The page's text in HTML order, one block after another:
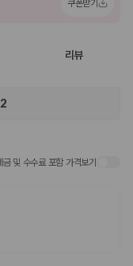
서 한 번에
면책금, 보상 한도, 인수
렌트카 업체의 조건을 한
간 예약 가능 차량과 요금
차의 면책금과 보상 한
쿠폰받기
리뷰
금 및 수수료 포함 가격보기